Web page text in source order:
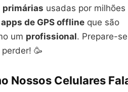
primárias usadas por milhões
apps de GPS offline que são
um profissional. Prepare-
🥳
Nossos Celulares